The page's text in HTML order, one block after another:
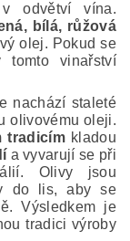
odvětví vína.
bílá, růžová
olej. Pokud se
tomto vinařství
nachází staleté
olivovému oleji.
tradicímkladou
a vyvarují se při
Olivy jsou
do
lis, aby se
Výsledkem je
tradici výroby